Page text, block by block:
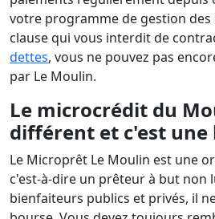
votre programme de gestion
clause qui vous interdit de
dettes, vous ne pouvez pas
par Le Moulin.
Le microcrédit du
différent et c'est une
Le Microprêt Le Moulin est une
c'est-à-dire un prêteur à but non
bienfaiteurs publics et privés, il